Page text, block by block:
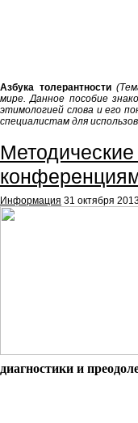
Азбука толерантности
мире. Данное пособие
этимологией слова и его
специалистам для
Информация 31 октября
диагностики и